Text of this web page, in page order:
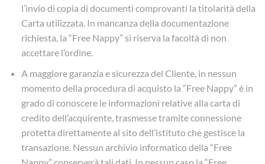
l’invio di copia di documenti comprovanti la titolarità della
Carta utilizzata. In mancanza della documentazione
richiesta, la “Free Nappy” si riserva la facoltà di non
accettare l’ordine.
A maggiore garanzia e sicurezza del Cliente, in nessun
momento della procedura di acquisto la “Free Nappy” è in
grado di conoscere le informazioni relative alla carta di
credito dell’acquirente, trasmesse tramite connessione
protetta direttamente al sito dell’istituto che gestisce la
transazione. Nessun archivio informatico della “Free